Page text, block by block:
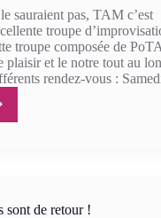
sauraient pas, TAM c’est
troupe
troupe composée de
plaisir et le notre tout au
rendez-vous :
sont de retour !